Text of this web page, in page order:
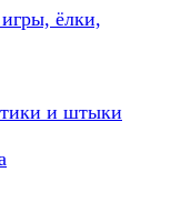
ёлки,
и штыки